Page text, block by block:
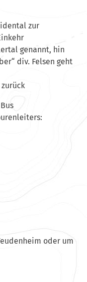
zur
genannt, hin
div. Felsen geht
oder um